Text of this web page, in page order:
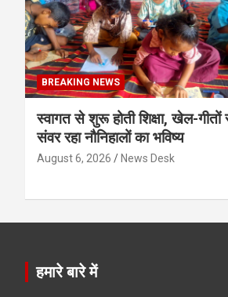
BREAKING NEWS
स्वागत से शुरू होती शिक्षा, खेल-गीतों
संवर रहा नौनिहालों का भविष्य
August 6, 2026 News Desk
हमारे बारे में